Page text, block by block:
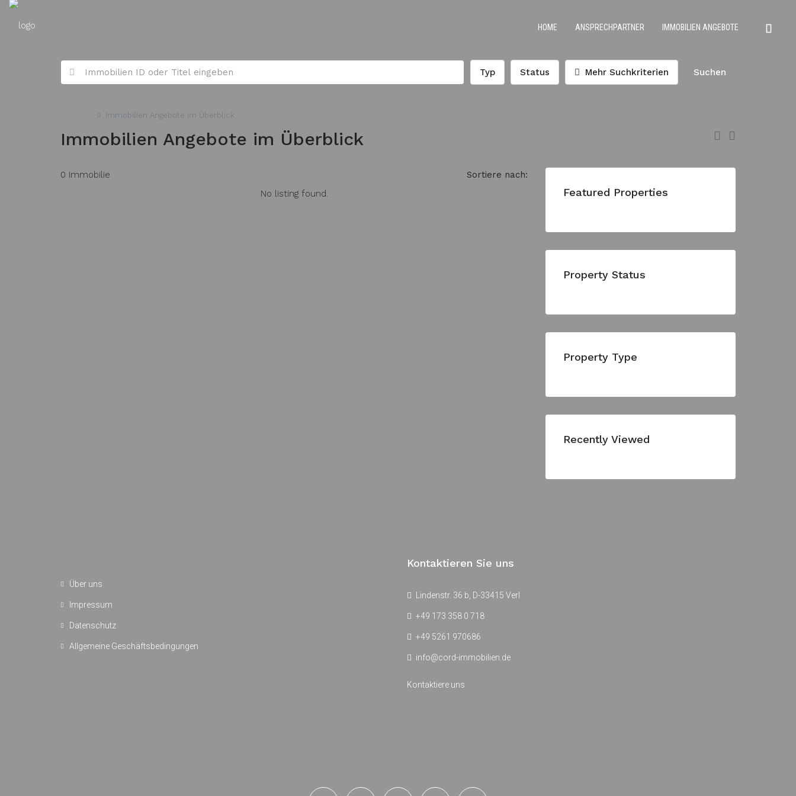
HOME ANSPRECHPARTNER IMMOBILIEN ANGEBOTE
Typ Status Mehr Suchkriterien Suchen
Immobilien Angebote im Überblick
Immobilien Angebote im Überblick
0 Immobilie
Sortiere nach:
No listing found.
Featured Properties
Property Status
Property Type
Recently Viewed
Über uns
Impressum
Datenschutz
Allgemeine Geschäftsbedingungen
Kontaktieren Sie uns
Lindenstr. 36 b, D-33415 Verl
+49 173 358 0 718
+49 5261 970686
info@cord-immobilien.de
Kontaktiere uns